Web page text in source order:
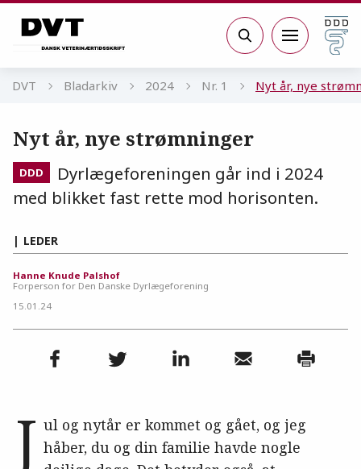
Søg
DVT Bladarkiv 2024 Nr. 1 Nyt år, nye
Nyt år, nye strømninger
DDD
Dyrlægeforeningen går ind i 2024
med blikket fast rette mod horisonten.
LEDER
Hanne Knude Palshof
Forperson for Den Danske Dyrlægeforening
15.01.24
J ul og nytår er kommet og gået, og jeg
håber, du og din familie havde nogle